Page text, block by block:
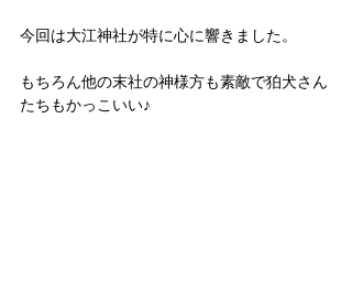
今回は大江神社が特に心に響きました。
もちろん他の末社の神様方も素敵で狛犬さん
たちもかっこいい♪